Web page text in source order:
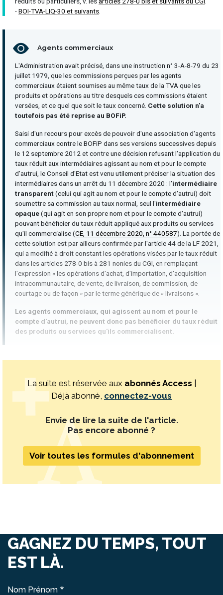
-BOI-TVA-LIQ-30 et suivants
Agents commerciaux
L'Administration avait précisé, dans une instruction n° 3-A-8-79 du 23
juillet 1979, que les commissions perçues par les agents
commerciaux étaient soumises au même taux de la TVA que les
produits et opérations au titre desquels ces commissions étaient
versées, et ce quel que soit le taux concerné. Cette solution n'a
toutefois pas été reprise au BOFiP.
Saisi d'un recours pour excès de pouvoir d'une association d'agents
commerciaux contre le BOFiP dans ses versions successives depuis
le 12 septembre 2012 et contre une décision refusant l'application du
taux réduit aux intermédiaires agissant au nom et pour le compte
d'autrui, le Conseil d'Etat est venu utilement préciser la situation des
intermédiaires dans un arrêt du 11 décembre 2020 : l'intermédiaire
transparent(celui qui agit au nom et pour le compte d'autrui) doit
soumettre sa commission au taux normal, seul l'intermédiaire
opaque(qui agit en son propre nom et pour le compte d'autrui)
pouvant bénéficier du taux réduit appliqué aux produits ou services
qu'il commercialise (CE, 11 décembre 2020, n° 440587). La portée de
cette solution est par ailleurs confirmée par l'article 44 de la LF 2021,
qui a modifié à droit constant les opérations visées par le taux réduit
dans les articles 278-0 bis à 281 nonies du CGI, en remplaçant
l'expression « les opérations d'achat, d'importation, d'acquisition
intracommunautaire, de vente, de livraison, de commission, de
courtage ou de façon » par le terme générique de « livraisons ».
Les agents commerciaux, qui agissent au nom et pour le
compte d'autrui, ne peuvent donc pas bénéficier du taux réduit
des produits ou services qu'ils commercialisent.
La suite est réservée aux abonnés Access
Déjà abonné, connectez-vous
Envie de lire la suite de l'article.
Pas encore abonné ?
Voir toutes les formules d'abonnement
GAGNEZ DU TEMPS, TOUT
EST LÀ.
Nom Prénom